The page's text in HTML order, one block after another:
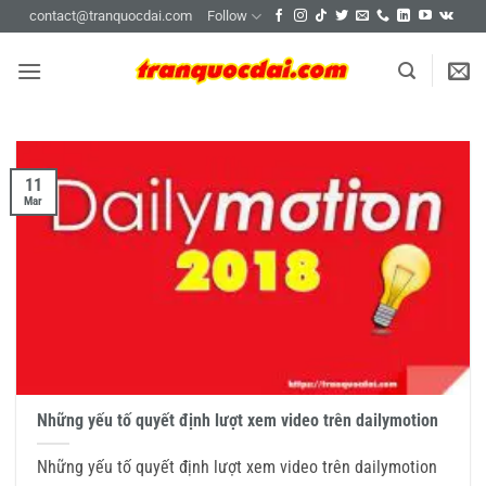
content
contact@tranquocdai.com Follow
Những yếu tố quyết định lượt xem video trên dailymotion
Những yếu tố quyết định lượt xem video trên dailymotion
11
Mar